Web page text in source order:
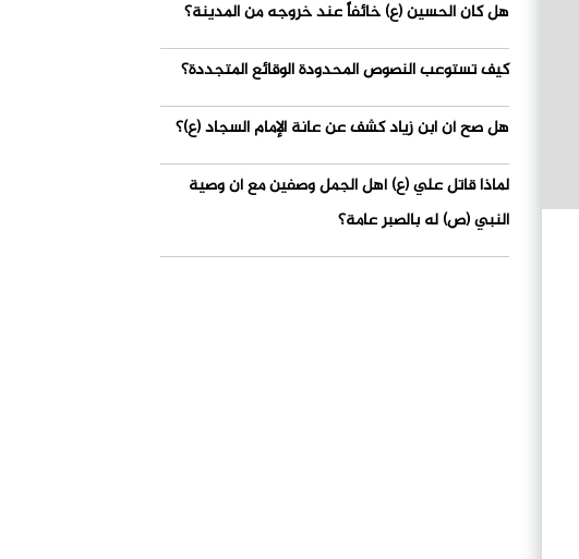
هل كان الحسين (ع) خائفاً عند خروجه من المدينة؟
كيف تستوعب النصوص المحدودة الوقائع المتجددة؟
هل صح أن ابن زياد كشف عن عانة الإمام السجاد (ع)؟
لماذا قاتل علي (ع) أهل الجمل وصفين مع أن وصية
النبي (ص) له بالصبر عامة؟